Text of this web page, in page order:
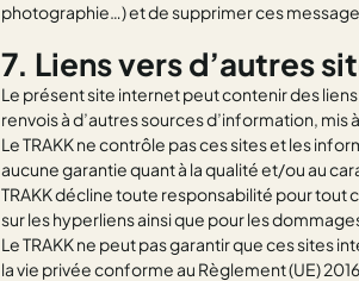
photographie…) et de supprimer ces
7. Liens vers d’autres
Le présent site internet peut contenir des
renvois à d’autres sources d’information,
Le TRAKK ne contrôle pas ces sites et les
aucune garantie quant à la qualité et/ou au
TRAKK décline toute responsabilité pour
sur les hyperliens ainsi que pour les
Le TRAKK ne peut pas garantir que ces sites
la vie privée conforme au Règlement (UE)